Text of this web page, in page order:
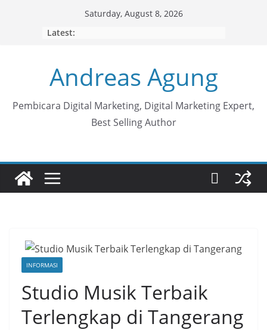
Saturday, August 8, 2026
Latest:
Andreas Agung
Pembicara Digital Marketing, Digital Marketing Expert,
Best Selling Author
INFORMASI
Studio Musik Terbaik
Terlengkap di Tangerang